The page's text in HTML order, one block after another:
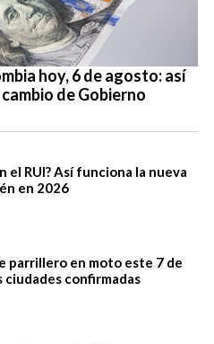
hoy, 6 de agosto: así
de Gobierno
el RUI? Así funciona la nueva
en 2026
parrillero en moto este 7 de
ciudades confirmadas